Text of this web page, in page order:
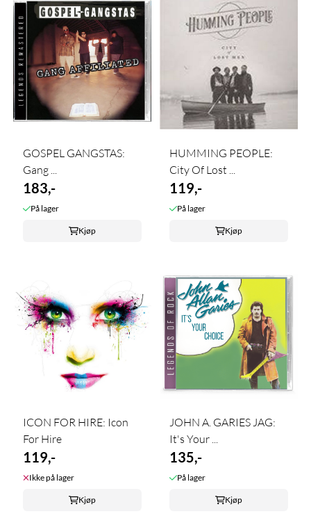
GOSPEL GANGSTAS:
Gang ...
183,-
På lager
Kjøp
HUMMING PEOPLE:
City Of Lost ...
119,-
På lager
Kjøp
ICON FOR HIRE: Icon
For Hire
119,-
Ikke på lager
Kjøp
JOHN A. GARIES JAG:
It's Your ...
135,-
På lager
Kjøp